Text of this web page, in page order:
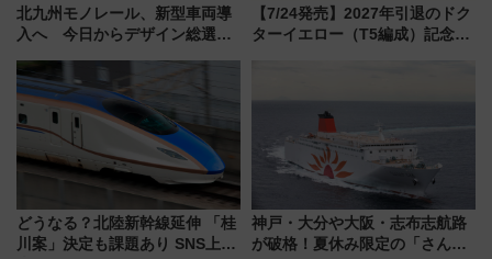
北九州モノレール、新型車両導
入へ 今日からデザイン総選挙
【7/24発売】2027年引退のドク
ターイエロー（T5編成）記念グ
どうなる？北陸新幹線延伸 「桂
川案」決定も課題あり SNS上の
神戸・大分や大阪・志布志航路
が破格！夏休み限定の「さんふ